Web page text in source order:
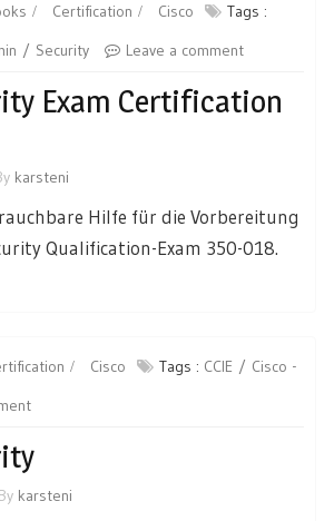
Certification Cisco
Tags :
Security Leave a comment
Exam Certification
karsteni
Hilfe für die Vorbereitung
Qualification-Exam 350-018.
Cisco Tags : CCIE
Cisco -
By karsteni